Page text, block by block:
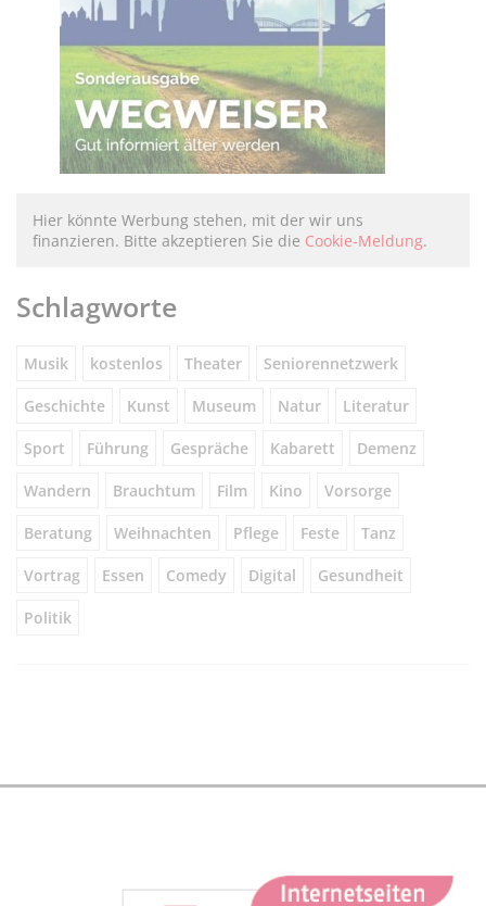
Hier könnte Werbung stehen, mit der wir uns
finanzieren. Bitte akzeptieren Sie die Cookie-Meldung.
Schlagworte
Musik kostenlos Theater Seniorennetzwerk
Geschichte Kunst Museum Natur Literatur
Sport Führung Gespräche Kabarett Demenz
Wandern Brauchtum Film Kino Vorsorge
Beratung Weihnachten Pflege Feste Tanz
Vortrag Essen Comedy Digital Gesundheit
Politik